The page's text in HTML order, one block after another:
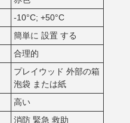
-10°C; +50°C
簡単に 設置 する
合理的
プレイウッド 外部の箱
泡袋 または紙
高い
消防 緊急 救助